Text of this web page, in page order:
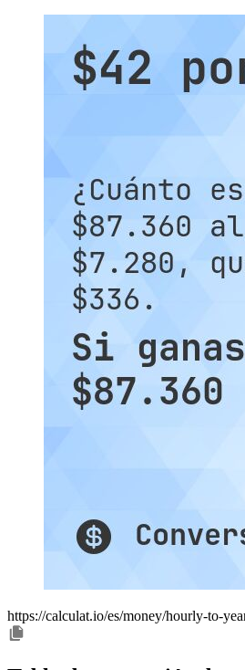
https://calculat.io/es/money/hourly-to-